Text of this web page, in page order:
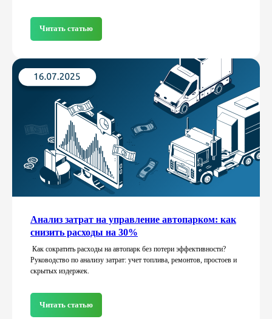
Читать статью
Анализ затрат на управление автопарком: как
снизить расходы на 30%
Как сократить расходы на автопарк без потери эффективности?
Руководство по анализу затрат: учет топлива, ремонтов, простоев и
скрытых издержек.
Читать статью